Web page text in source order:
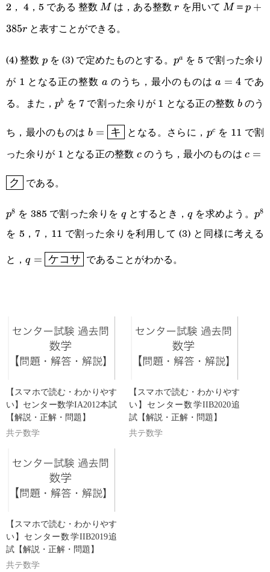
2， 4，5 である 整数 M
Mは，ある整数r
r を用いてM＝
M ＝p +
385r と表すことができる。
(4) 整数 p
pを (3) で定めたものとする。 p^a
pa
を 5 で割った余り
が 1 となる正の整数 a
a のうち，最小のものはa=4
a = 4 であ
る。また，p^b
pb を 7 で割った余りが 1 となる正の整数 b
bのう
ち，最小のものはb=\boxed{\textsf{キ}}
b = キ となる。さらに， pc
を 11 で割
った余りが 1 となる正の整数c
c のうち，最小のものはc =
ク である。
p^8
p8 を 385 で割った余りを q
qとするとき，q
qを求めよう。p8
を 5，7，11 で割った余りを利用して (3) と同様に考える
と，
q=\boxed{\textsf{ケ
q = ケコサ であることがわかる。
【スマホで読む・わかりやす
い】センター数学IA2012本試
【解説・正解・問題】
共テ数学
【スマホで読む・わかりやす
い】センター数学IIB2020追
試【解説・正解・問題】
共テ数学
【スマホで読む・わかりやす
い】センター数学IIB2019追
試【解説・正解・問題】
共テ数学